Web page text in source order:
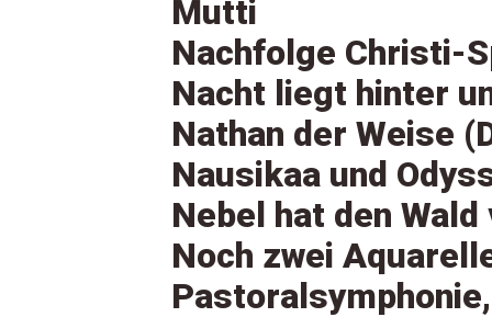
Mutti
Nachfolge Christi-
Nacht liegt hinter
Nathan der Weise
Nausikaa und
Nebel hat den
Noch zwei